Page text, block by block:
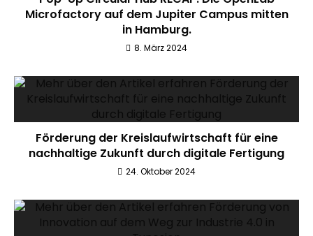
Microfactory auf dem Jupiter Campus mitten
in Hamburg.
8. März 2024
Förderung der Kreislaufwirtschaft für eine
nachhaltige Zukunft durch digitale Fertigung
24. Oktober 2024